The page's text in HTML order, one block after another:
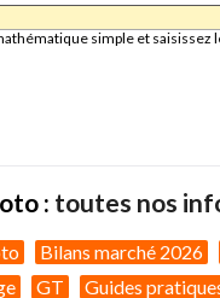
simple et saisissez
: toutes nos
Bilans marché 2026
GT Guides